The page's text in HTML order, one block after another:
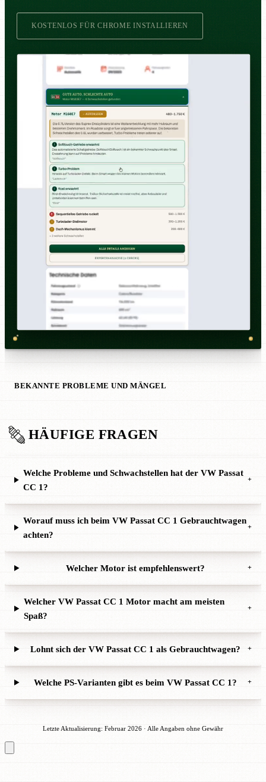
KOSTENLOS FÜR CHROME INSTALLIEREN
BEKANNTE PROBLEME UND MÄNGEL
HÄUFIGE FRAGEN
Welche Probleme und Schwachstellen hat der VW Passat
CC 1?
+
Worauf muss ich beim VW Passat CC 1 Gebrauchtwagen
achten?
+
Welcher Motor ist empfehlenswert? +
Welcher VW Passat CC 1 Motor macht am meisten
Spaß?
+
Lohnt sich der VW Passat CC 1 als Gebrauchtwagen? +
Welche PS-Varianten gibt es beim VW Passat CC 1? +
Letzte Aktualisierung: Februar 2026 · Alle Angaben ohne Gewähr